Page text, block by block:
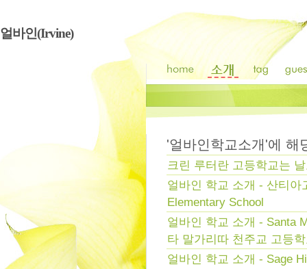
얼바인(Irvine)
'얼바인학교소개'에 해
크린 루터란 고등학교는
얼바인 학교 소개 - 산티아
Elementary School
얼바인 학교 소개 - Santa
타 말가리따 천주교 고등
얼바인 학교 소개 - Sage